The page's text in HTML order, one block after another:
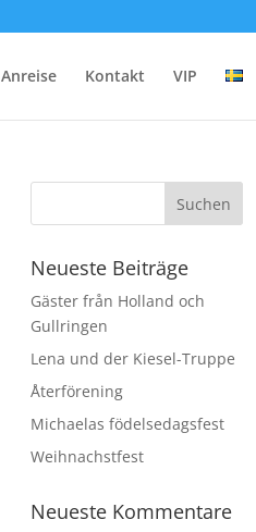
Anreise Kontakt VIP
Neueste Beiträge
Gäster från Holland och
Gullringen
Lena und der Kiesel-Truppe
Återförening
Michaelas födelsedagsfest
Weihnachstfest
Neueste Kommentare